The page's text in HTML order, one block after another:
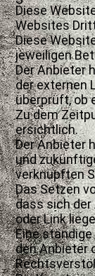
Diese
Websites
Diese
jeweiligen
Der Anbieter
der externen
überprüft, ob
Zu dem
ersichtlich.
Der Anbieter
und
verknüpften
Das Setzen
dass sich
oder Link
Eine
den Anbieter